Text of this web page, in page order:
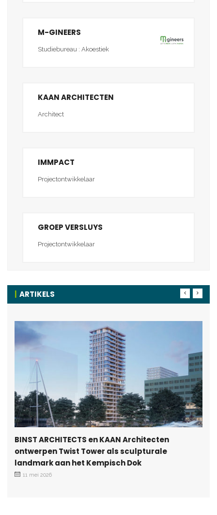
M-GINEERS
Studiebureau : Akoestiek
KAAN ARCHITECTEN
Architect
IMMPACT
Projectontwikkelaar
GROEP VERSLUYS
Projectontwikkelaar
ARTIKELS
BINST ARCHITECTS en KAAN Architecten
ontwerpen Twist Tower als sculpturale
landmark aan het Kempisch Dok
11 mei 2026